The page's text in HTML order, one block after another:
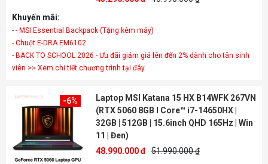
Khuyến mãi:
- - MSI Essential Backpack (Tặng kèm máy)
- Chuột E-DRA EM6102
- BACK TO SCHOOL 2026 - Ưu đãi giảm giá lên đến 2% dành cho tân sinh
viên >> Xem chi tiết chương trình tại đây.
-6%
Laptop MSI Katana 15 HX B14WFK 267VN
(RTX 5060 8GB I Core™ i7-14650HX |
32GB | 512GB | 15.6inch QHD 165Hz | Win
11 | Đen)
48.990.000 đ 51.990.000 ₫